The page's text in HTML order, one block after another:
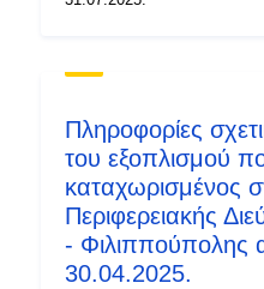
Πληροφορίες
του εξοπλισμού
καταχωρισμένος
Περιφερειακής
- Φιλιππούπολης
30.04.2025.